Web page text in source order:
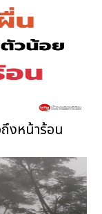
ถึงหน้าร้อน